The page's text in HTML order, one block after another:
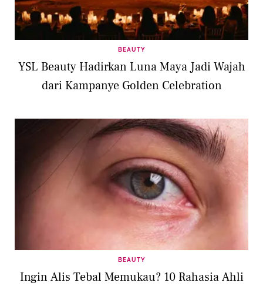
BEAUTY
YSL Beauty Hadirkan Luna Maya Jadi Wajah
dari Kampanye Golden Celebration
BEAUTY
Ingin Alis Tebal Memukau? 10 Rahasia Ahli